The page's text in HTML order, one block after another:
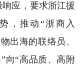
应，要求浙江援
，推动“浙商入
出海的联络员、
向“高品质、高附